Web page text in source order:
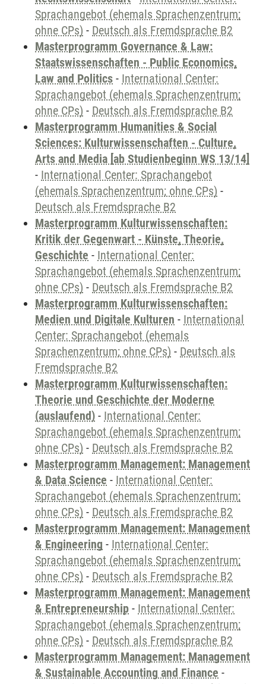
Sprachangebot (ehemals Sprachenzentrum;
ohne CPs) - Deutsch als Fremdsprache B2
Masterprogramm Governance & Law:
Staatswissenschaften - Public Economics,
Law and Politics - International Center:
Sprachangebot (ehemals Sprachenzentrum;
ohne CPs) - Deutsch als Fremdsprache B2
Masterprogramm Humanities & Social
Sciences: Kulturwissenschaften - Culture,
Arts and Media [ab Studienbeginn WS 13/14]
- International Center: Sprachangebot
(ehemals Sprachenzentrum; ohne CPs) -
Deutsch als Fremdsprache B2
Masterprogramm Kulturwissenschaften:
Kritik der Gegenwart - Künste, Theorie,
Geschichte - International Center:
Sprachangebot (ehemals Sprachenzentrum;
ohne CPs) - Deutsch als Fremdsprache B2
Masterprogramm Kulturwissenschaften:
Medien und Digitale Kulturen - International
Center: Sprachangebot (ehemals
Sprachenzentrum; ohne CPs) - Deutsch als
Fremdsprache B2
Masterprogramm Kulturwissenschaften:
Theorie und Geschichte der Moderne
(auslaufend) - International Center:
Sprachangebot (ehemals Sprachenzentrum;
ohne CPs) - Deutsch als Fremdsprache B2
Masterprogramm Management: Management
& Data Science - International Center:
Sprachangebot (ehemals Sprachenzentrum;
ohne CPs) - Deutsch als Fremdsprache B2
Masterprogramm Management: Management
& Engineering - International Center:
Sprachangebot (ehemals Sprachenzentrum;
ohne CPs) - Deutsch als Fremdsprache B2
Masterprogramm Management: Management
& Entrepreneurship - International Center:
Sprachangebot (ehemals Sprachenzentrum;
ohne CPs) - Deutsch als Fremdsprache B2
Masterprogramm Management: Management
& Sustainable Accounting and Finance -